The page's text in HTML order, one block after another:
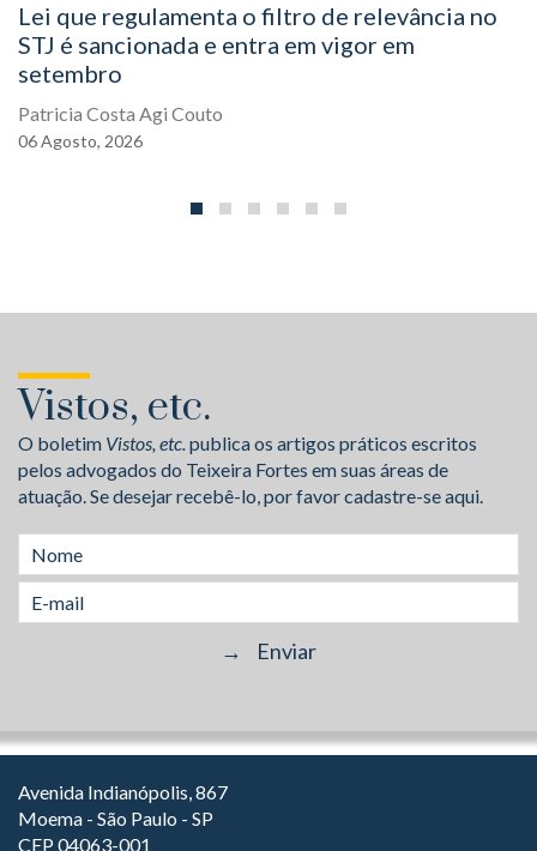
Lei que regulamenta o filtro de relevância no
STJ é sancionada e entra em vigor em
setembro
Patricia Costa Agi Couto
06Agosto, 2026
Vistos, etc.
O boletim Vistos, etc.publica os artigos práticos escritos
pelos advogados do Teixeira Fortes em suas áreas de
atuação. Se desejar recebê-lo, por favor cadastre-se aqui.
Avenida Indianópolis, 867
Moema - São Paulo - SP
CEP 04063-001